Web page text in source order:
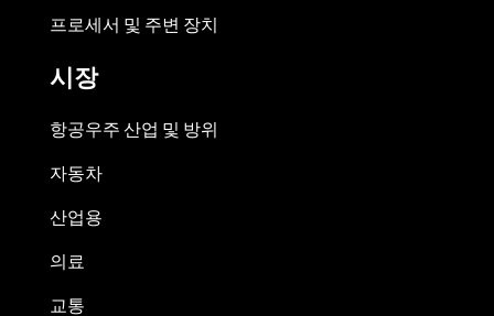
프로세서 및 주변 장치
시장
항공우주 산업 및 방위
자동차
산업용
의료
교통